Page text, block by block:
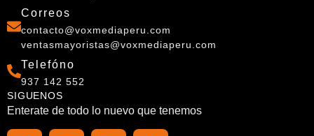
Correos
contacto@voxmediaperu.com
ventasmayoristas@voxmediaperu.com
Telefóno
937 142 552
SIGUENOS
Enterate de todo lo nuevo que tenemos